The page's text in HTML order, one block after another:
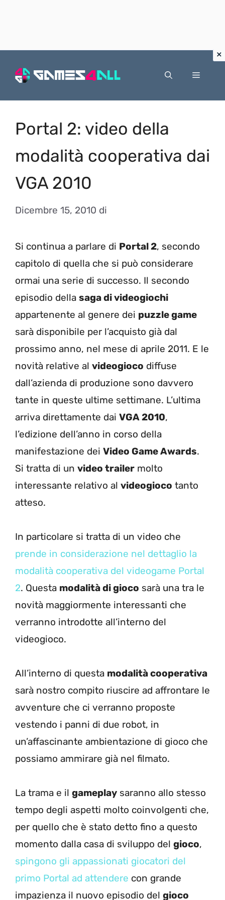
Menu
Portal 2: video della
modalità cooperativa dai
VGA 2010
Dicembre 15, 2010 di
Si continua a parlare di Portal 2, secondo
capitolo di quella che si può considerare
ormai una serie di successo. Il secondo
episodio della saga di videogiochi
appartenente al genere dei puzzle game
sarà disponibile per l’acquisto già dal
prossimo anno, nel mese di aprile 2011. E le
novità relative al videogioco diffuse
dall’azienda di produzione sono davvero
tante in queste ultime settimane. L’ultima
arriva direttamente dai VGA 2010,
l’edizione dell’anno in corso della
manifestazione dei Video Game Awards.
Si tratta di un video trailer molto
interessante relativo al videogioco tanto
atteso.
In particolare si tratta di un video che
prende in considerazione nel dettaglio la
modalità cooperativa del videogame Portal
2. Questa modalità di gioco sarà una tra le
novità maggiormente interessanti che
verranno introdotte all’interno del
videogioco.
All’interno di questa modalità cooperativa
sarà nostro compito riuscire ad affrontare le
avventure che ci verranno proposte
vestendo i panni di due robot, in
un’affascinante ambientazione di gioco che
possiamo ammirare già nel filmato.
La trama e il gameplay saranno allo stesso
tempo degli aspetti molto coinvolgenti che,
per quello che è stato detto fino a questo
momento dalla casa di sviluppo del gioco,
spingono gli appassionati giocatori del
primo Portal ad attendere con grande
impazienza il nuovo episodio del gioco